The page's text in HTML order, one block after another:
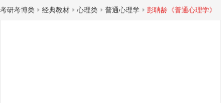
考研考博类 经典教材 心理类 普通心理学 彭聃龄《普通心理学》